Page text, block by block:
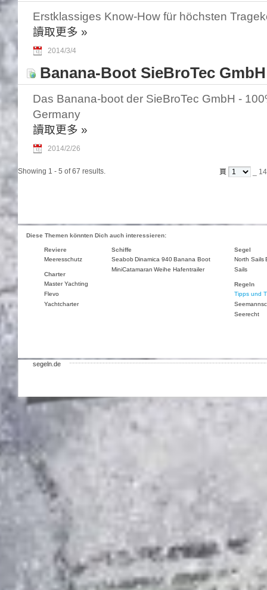
Erstklassiges Know-How für höchsten
讀取更多 »
2014/3/4
Banana-Boot SieBroTec GmbH
Das Banana-boot der SieBroTec GmbH -
Germany
讀取更多 »
2014/2/26
Showing 1 - 5 of 67 results. 頁 _ 14
Diese Themen könnten Dich auch interessieren:
Reviere
Meeresschutz
Charter
Master Yachting
Flevo
Yachtcharter
Schiffe
Seabob Dinamica 940Banana Boot
MiniCatamaran Weihe Hafentrailer
Segel
North Sails
Sails
Regeln
Tipps und
Seerecht
segeln.de